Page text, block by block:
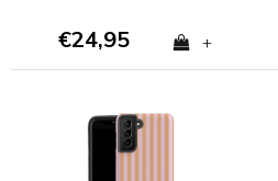
€24,95 +